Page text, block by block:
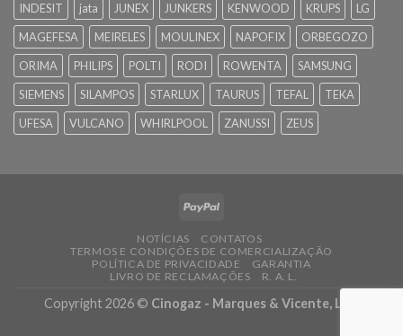
INDESIT
jata JUNEX JUNKERS KENWOOD KRUPS
LG
MAGEFESA
MEIRELES MOULINEX NAPOFIX
ORBEGOZO
ORIMA
PHILIPS POLTI RODI ROWENTA
SAMSUNG
SIEMENS
SILAMPOS STARLUX TAURUS TEFAL
TEKA
UFESA
VULCANO WHIRLPOOL ZANUSSI ZEUS
NOTÍCIAS
CONTATOS
TERMOS E CONDIÇÕES DE COMERCIALIZAÇÃO
POLÍTICA DE PRIVACIDADE
GARANTIA
LIVRO DE RECLAMAÇÕES
R. A. L.
Copyright 2026 © Cinogaz - Marques & Vicente, Lda.